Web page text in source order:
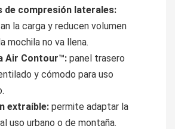
de compresión laterales:
la carga y reducen volumen
mochila no va llena.
Air Contour™: panel trasero
y cómodo para uso
extraíble: permite adaptar la
uso urbano o de montaña.